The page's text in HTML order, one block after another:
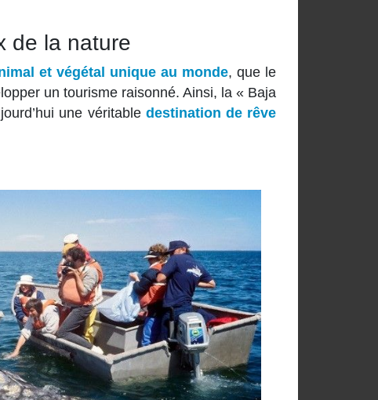
de la nature
et végétal unique au monde, que le
un tourisme raisonné. Ainsi, la « Baja
une véritable destination de rêve